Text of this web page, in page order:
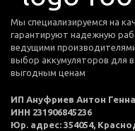
Мы специализируемся на
гарантируют надежную
ведущими
выбор аккумуляторов для
выгодным ценам
ИП Ануфриев Антон
ИНН 231906845236
Юр. адрес: 354054,